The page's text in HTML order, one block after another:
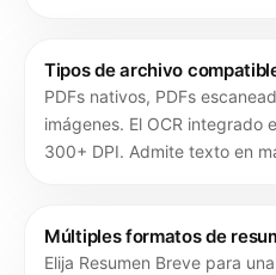
Tipos de archivo
PDFs nativos, PDFs
imágenes. El OCR integrado
300+ DPI. Admite texto en
Múltiples formatos de
Elija Resumen Breve para